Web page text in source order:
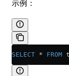
示例：
SELECT * FROM